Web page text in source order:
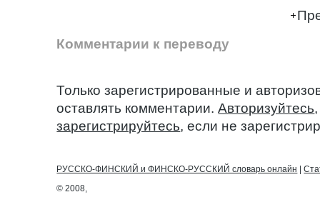
Комментарии к переводу
Только зарегистрированные и
оставлять комментарии.Авторизуйтесь
зарегистрируйтесь, если не
РУССКО-ФИНСКИЙ и ФИНСКО-РУССКИЙ словарь онлайн |
© 2008,